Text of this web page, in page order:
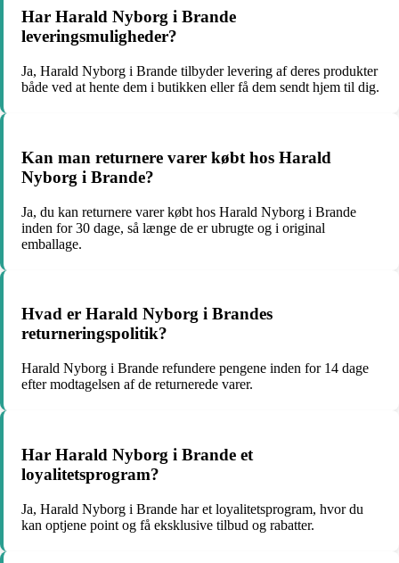
Har Harald Nyborg i Brande
leveringsmuligheder?
Ja, Harald Nyborg i Brande tilbyder levering af deres produkter
både ved at hente dem i butikken eller få dem sendt hjem til dig.
Kan man returnere varer købt hos Harald
Nyborg i Brande?
Ja, du kan returnere varer købt hos Harald Nyborg i Brande
inden for 30 dage, så længe de er ubrugte og i original
emballage.
Hvad er Harald Nyborg i Brandes
returneringspolitik?
Harald Nyborg i Brande refundere pengene inden for 14 dage
efter modtagelsen af de returnerede varer.
Har Harald Nyborg i Brande et
loyalitetsprogram?
Ja, Harald Nyborg i Brande har et loyalitetsprogram, hvor du
kan optjene point og få eksklusive tilbud og rabatter.